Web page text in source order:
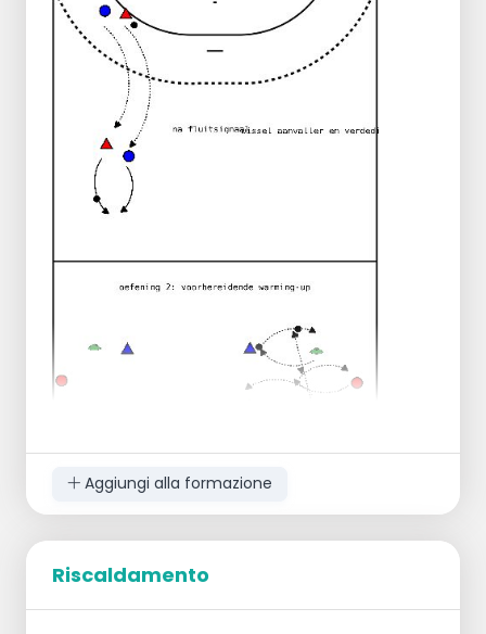
lato sinistro. Piegare il ginocchio destro.
Tornare alla posizione di base.
Riportare la gamba sinistra, piegare il
ginocchio destro. Tornare alla
posizione di base.
Fare un giro lungo il campo. Sui lati lunghi
fare jogging. Sui lati corti sprint.
3 coppie. 2 attaccanti con palla. Difensore
Aggiungi alla formazione
Riscaldamento